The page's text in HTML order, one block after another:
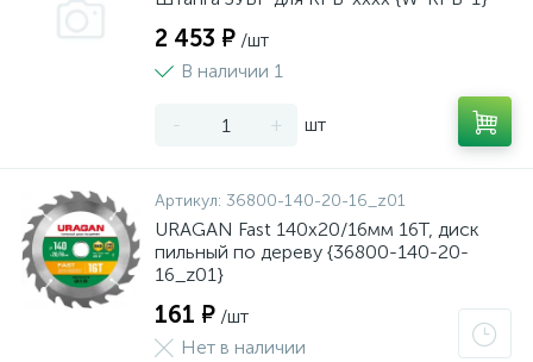
2 453 ₽ /шт
В наличии 1
- + шт
Артикул: 36800-140-20-16_z01
URAGAN Fast 140x20/16мм 16Т, диск
пильный по дереву {36800-140-20-
16_z01}
161 ₽ /шт
Нет в наличии